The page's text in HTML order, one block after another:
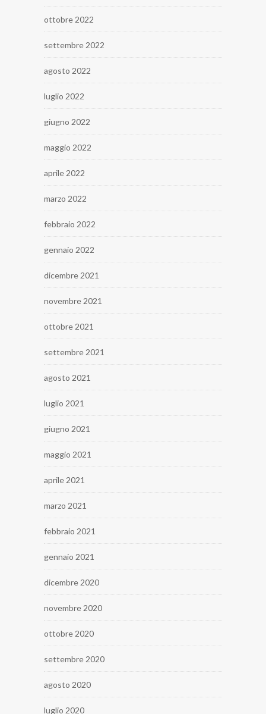
ottobre 2022
settembre 2022
agosto 2022
luglio 2022
giugno 2022
maggio 2022
aprile 2022
marzo 2022
febbraio 2022
gennaio 2022
dicembre 2021
novembre 2021
ottobre 2021
settembre 2021
agosto 2021
luglio 2021
giugno 2021
maggio 2021
aprile 2021
marzo 2021
febbraio 2021
gennaio 2021
dicembre 2020
novembre 2020
ottobre 2020
settembre 2020
agosto 2020
luglio 2020